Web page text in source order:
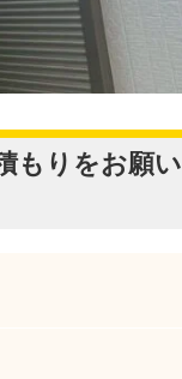
りをお願い